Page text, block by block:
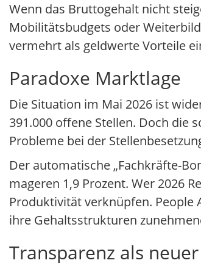
Wenn das Bruttogehalt nicht
Mobilitätsbudgets oder
vermehrt als geldwerte Vorteile
Paradoxe Marktlage
Die Situation im Mai 2026 ist
391.000 offene Stellen. Doch die
Probleme bei der
Der automatische „Fachkräfte-
mageren 1,9 Prozent. Wer 2026
Produktivität verknüpfen. People
ihre Gehaltsstrukturen
Transparenz als